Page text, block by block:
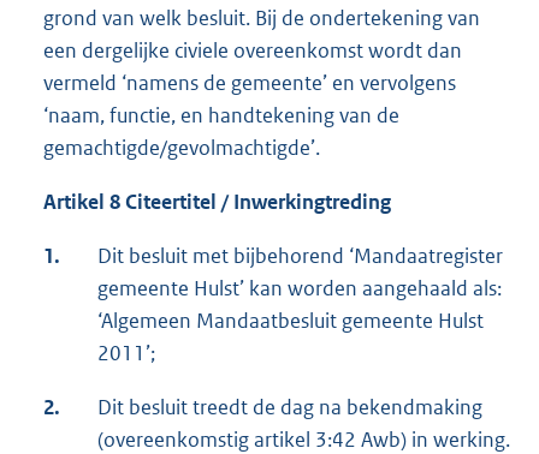
grond van welk besluit. Bij de ondertekening van
een dergelijke civiele overeenkomst wordt dan
vermeld ‘namens de gemeente’ en vervolgens
‘naam, functie, en handtekening van de
gemachtigde/gevolmachtigde’.
Artikel 8 Citeertitel / Inwerkingtreding
1.
Dit besluit met bijbehorend ‘Mandaatregister
gemeente Hulst’ kan worden aangehaald als:
‘Algemeen Mandaatbesluit gemeente Hulst
2011’;
2.
Dit besluit treedt de dag na bekendmaking
(overeenkomstig artikel 3:42 Awb) in werking.